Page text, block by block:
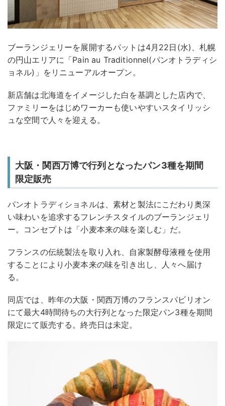
ブーランジェリーを展開するパットは4月22日(水)、札幌
の円山エリアに「Pain au Traditionnel(パンオトラディシ
ョネル)」をリニューアルオープン。
新店舗は北海道をイメージした白を基調とした店内で、
ファミリーをはじめワーカーも使いやすいスタイリッシ
ュな空間で人々を迎える。
大阪・関西万博で行列となったパン3種を期間
限定販売
パンオトラディショネルは、素材と製法にこだわり奥深
い味わいを追求するフレンチスタイルのブーランジェリ
ー。コンセプトは「小麦本来の味を楽しむ」だ。
フランスの伝統製法を取り入れ、自家製酵母液種を使用
することにより小麦本来の味を引き出し、人々へ届け
る。
同店では、昨年の大阪・関西万博のフランスパビリオン
にて最大4時間待ちの大行列となった限定パン3種を期間
限定にて販売する。終売日は未定。